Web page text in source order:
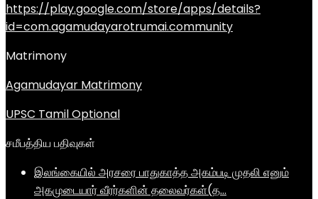
https://play.google.com/store/apps/details?
id=com.agamudayarotrumai.community
Matrimony
Agamudayar Matrimony
UPSC Tamil Optional
சமீபத்திய பதிவுகள்
இலங்கையில் அரசரை பாதுகாத்த அகம்படி முதலி எனும்
அகமுடையார் வீரர்களின் தலைவர்கள்(த…